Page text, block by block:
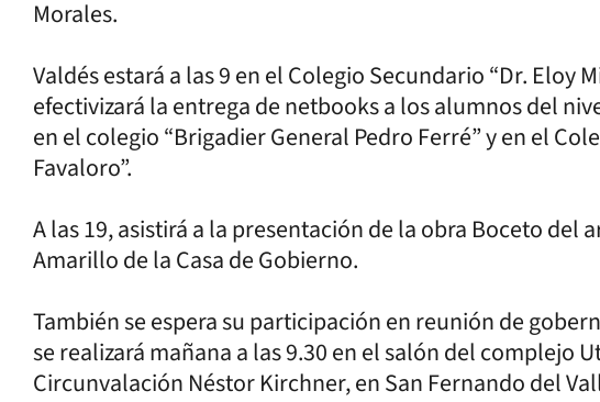
Morales.
Valdés estará a las 9 en el Colegio Secundario “Dr. Eloy
efectivizará la entrega de netbooks a los alumnos del
en el colegio “Brigadier General Pedro Ferré” y en el
Favaloro”.
A las 19, asistirá a la presentación de la obra Boceto del
Amarillo de la Casa de Gobierno.
También se espera su participación en reunión de
se realizará mañana a las 9.30 en el salón del complejo
Circunvalación Néstor Kirchner, en San Fernando del